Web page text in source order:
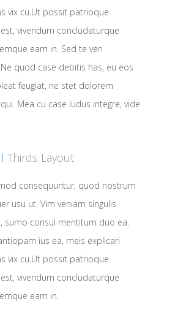
vix cu.Ut possit patrioque
vivendum concludaturque
eam in. Sed te veri
quod case debitis has, eu eos
feugiat, ne stet dolorem
Mea cu case ludus integre, vide
II Thirds Layout
consequuntur, quod nostrum
usu ut. Vim veniam singulis
sumo consul mentitum duo ea.
ius ea, meis explicari
vix cu.Ut possit patrioque
vivendum concludaturque
eam in.